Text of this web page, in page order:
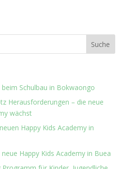
Schulbau in Bokwaongo
Herausforderungen – die neue
wächst
Happy Kids Academy in
Happy Kids Academy in Buea